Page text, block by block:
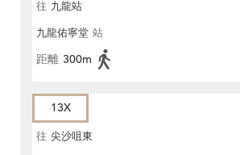
往 九龍站
九龍佑寧堂 站
距離 300m
13X
往 尖沙咀東